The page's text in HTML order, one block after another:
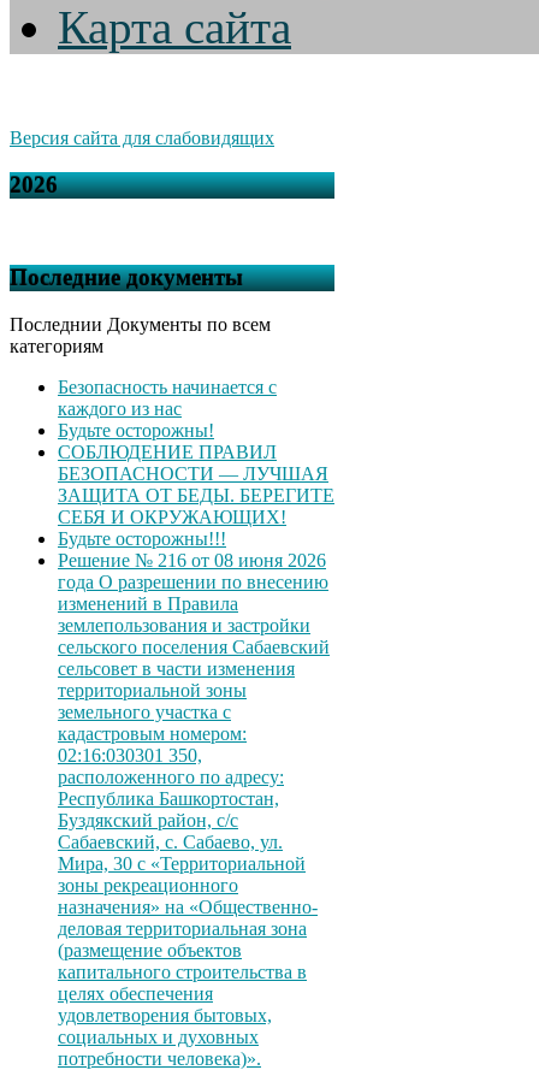
Карта сайта
Версия сайта для слабовидящих
2026
Последние документы
Последнии Документы по всем
категориям
Безопасность начинается с
каждого из нас
Будьте осторожны!
СОБЛЮДЕНИЕ ПРАВИЛ
БЕЗОПАСНОСТИ — ЛУЧШАЯ
ЗАЩИТА ОТ БЕДЫ. БЕРЕГИТЕ
СЕБЯ И ОКРУЖАЮЩИХ!
Будьте осторожны!!!
Решение № 216 от 08 июня 2026
года О разрешении по внесению
изменений в Правила
землепользования и застройки
сельского поселения Сабаевский
сельсовет в части изменения
территориальной зоны
земельного участка с
кадастровым номером:
02:16:030301 350,
расположенного по адресу:
Республика Башкортостан,
Буздякский район, с/с
Сабаевский, с. Сабаево, ул.
Мира, 30 с «Территориальной
зоны рекреационного
назначения» на «Общественно-
деловая территориальная зона
(размещение объектов
капитального строительства в
целях обеспечения
удовлетворения бытовых,
социальных и духовных
потребности человека)».